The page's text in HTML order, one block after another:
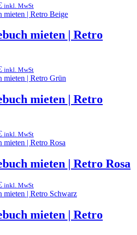
inkl. MwSt
mieten | Retro
inkl. MwSt
mieten | Retro
inkl. MwSt
mieten | Retro Rosa
inkl. MwSt
mieten | Retro